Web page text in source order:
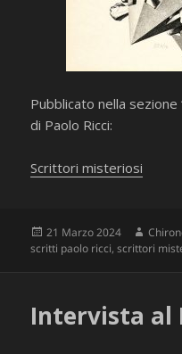
Pubblicato nella sezione
di Paolo Ricci:
Scrittori misteriosi
Scritto
il
21 Marzo 2024 Autore
scritti paolo ricci,scrittori
Intervista al